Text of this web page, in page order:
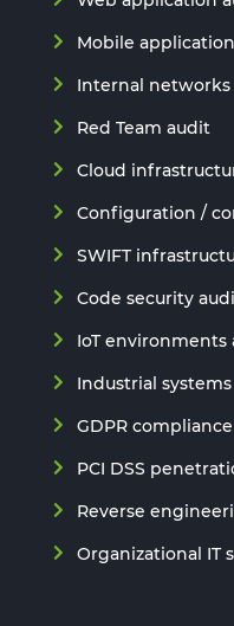
Mobile
Internal networks
Red Team audit
Cloud
Configuration /
SWIFT
Code security
IoT environments
Industrial
GDPR
PCI DSS
Reverse
Organizational IT